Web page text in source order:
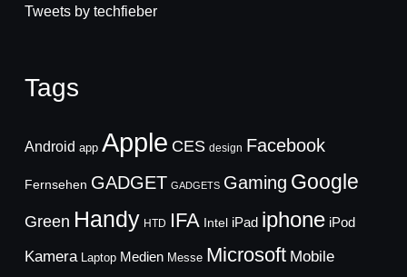
Tweets by techfieber
Tags
Android app Apple CES design Facebook
Fernsehen GADGET GADGETS Gaming Google
Green Handy HTD IFA Intel iPad iphone iPod
Kamera Laptop Medien Messe Microsoft Mobile